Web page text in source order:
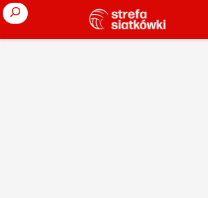
Search